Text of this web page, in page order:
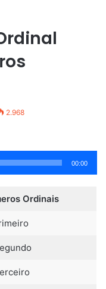
2.968
00:00
Ordinais